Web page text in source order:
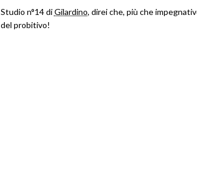
Studio n°14 diGilardino, direi che, più che
del probitivo!